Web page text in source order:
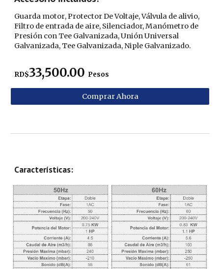
Guarda motor,Protector De Voltaje,Válvula de alivio,
Filtro de entrada de aire, Silenciador,Manómetro de
Presión con Tee Galvanizada,Unión Universal
Galvanizada, Tee Galvanizada, Niple Galvanizado.
RD$33,500.00 Pesos
Comprar Ahora
Características: